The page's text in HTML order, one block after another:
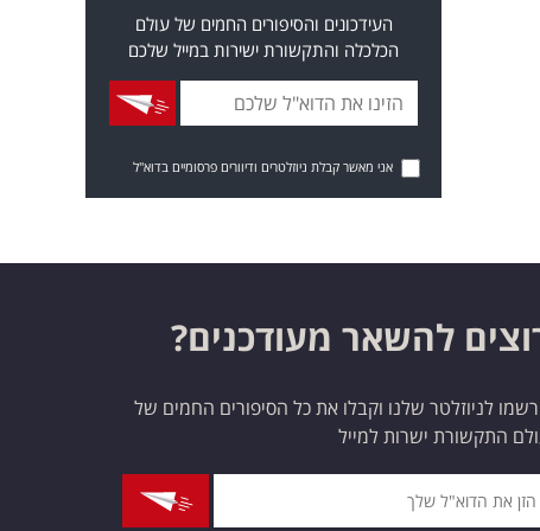
העידכונים והסיפורים החמים של עולם
הכלכלה והתקשורת ישירות במייל שלכם
אני מאשר קבלת ניוזלטרים ודיוורים פרסומיים בדוא"ל
להשאר מעודכנים?
לניוזלטר שלנו וקבלו את כל הסיפורים החמים של
התקשורת ישרות למייל